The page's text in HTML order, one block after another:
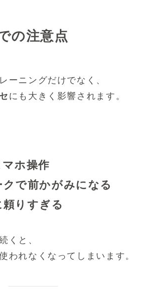
の注意点
ーニングだけでなく、
にも大きく影響されます。
マホ操作
クで前かがみになる
頼りすぎる
くと、
われなくなってしまいます。